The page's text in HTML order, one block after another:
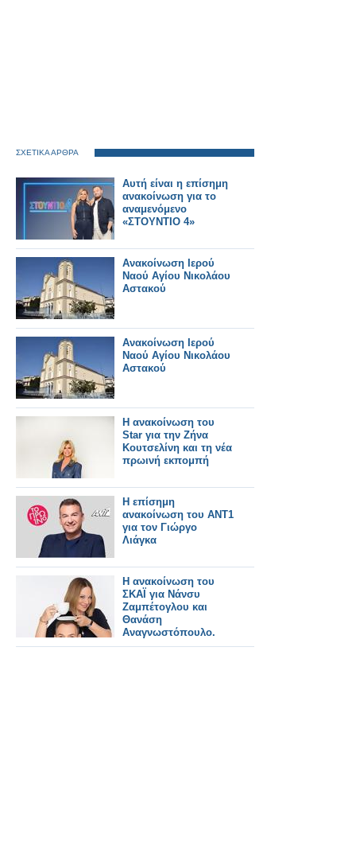
ΣΧΕΤΙΚΑ ΑΡΘΡΑ
Αυτή είναι η επίσημη
ανακοίνωση για το
αναμενόμενο
«ΣΤΟΥΝΤΙΟ 4»
Ανακοίνωση Ιερού
Ναού Αγίου Νικολάου
Αστακού
Ανακοίνωση Ιερού
Ναού Αγίου Νικολάου
Αστακού
Η ανακοίνωση του
Star για την Ζήνα
Κουτσελίνη και τη νέα
πρωινή εκπομπή
Η επίσημη
ανακοίνωση του ΑΝΤ1
για τον Γιώργο
Λιάγκα
Η ανακοίνωση του
ΣΚΑΪ για Νάνσυ
Ζαμπέτογλου και
Θανάση
Αναγνωστόπουλο.